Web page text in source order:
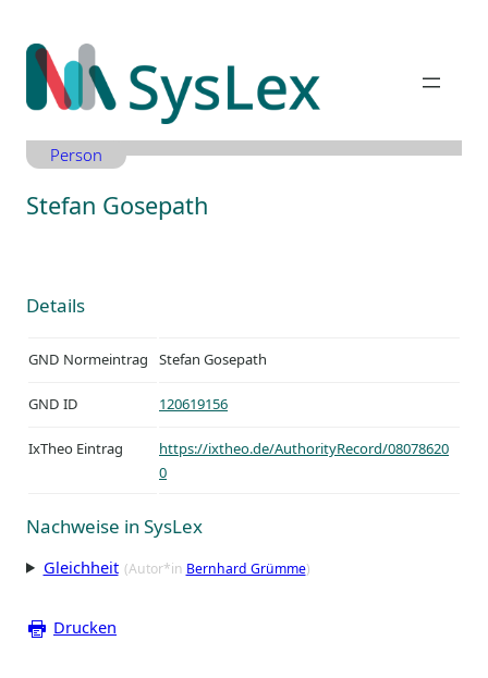
Inhalt
springen
Person
Stefan Gosepath
Details
GND Normeintrag Stefan Gosepath
GND ID 120619156
IxTheo Eintrag
https://ixtheo.de/AuthorityRecord/08078620
0
Nachweise in SysLex
Gleichheit (Autor*in Bernhard Grümme)
Drucken